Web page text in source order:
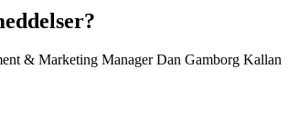
& Marketing Manager Dan Gamborg Kallan